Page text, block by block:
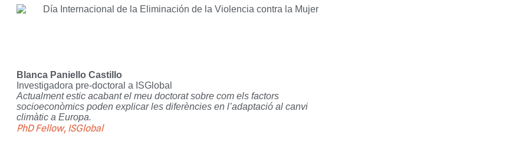
Blanca Paniello Castillo
Investigadora pre-doctoral a ISGlobal
Actualment estic acabant el meu doctorat sobre com els factors
socioeconòmics poden explicar les diferències en l’adaptació al canvi
climàtic a Europa.
PhD Fellow, ISGlobal